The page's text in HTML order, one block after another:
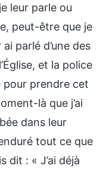
leur parle ou
peut-être que je
parlé d’une des
et la police
pour prendre cet
là que j’ai
dans leur
tout ce que
dit : « J’ai déjà